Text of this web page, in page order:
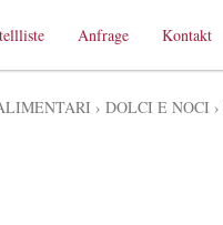
Anfrage Kontakt
› DOLCI E NOCI ›